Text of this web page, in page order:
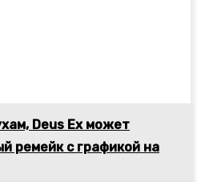
Deus Ex может
ремейк с графикой на